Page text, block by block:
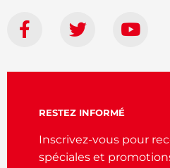
RESTEZ INFORMÉ
Inscrivez-vous pour
spéciales et